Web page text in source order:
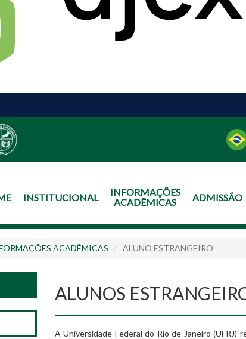
PARA
CONTEÚDO
INSTITUCIONAL
INFORMAÇÕES
ACADÊMICAS
ADMISSÃO
ACADÊMICAS ⁠ALUNO ESTRANGEIRO
ALUNOS
A Universidade Federal do Rio de Janeiro